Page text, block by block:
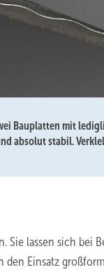
Bauplatten mit
absolut stabil.
lassen sich bei
Einsatz